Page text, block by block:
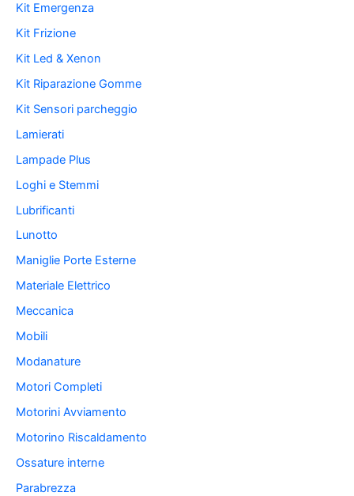
Kit Emergenza
Kit Frizione
Kit Led & Xenon
Kit Riparazione Gomme
Kit Sensori parcheggio
Lamierati
Lampade Plus
Loghi e Stemmi
Lubrificanti
Lunotto
Maniglie Porte Esterne
Materiale Elettrico
Meccanica
Mobili
Modanature
Motori Completi
Motorini Avviamento
Motorino Riscaldamento
Ossature interne
Parabrezza